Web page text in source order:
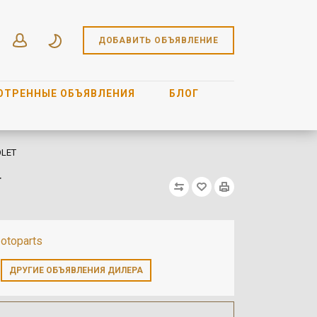
ДОБАВИТЬ ОБЪЯВЛЕНИЕ
ОБЪЯВЛЕНИЯ БЛОГ
otoparts
ДРУГИЕ ОБЪЯВЛЕНИЯ ДИЛЕРА